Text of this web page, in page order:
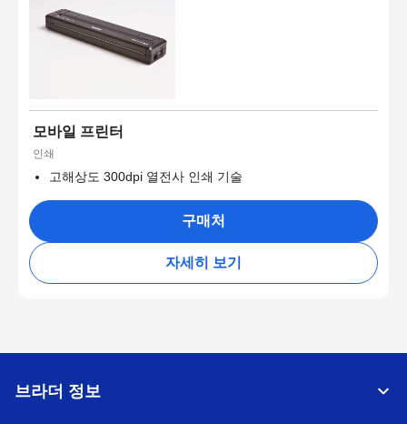
모바일 프린터
인쇄
고해상도 300dpi 열전사 인쇄 기술
구매처
자세히 보기
브라더 정보